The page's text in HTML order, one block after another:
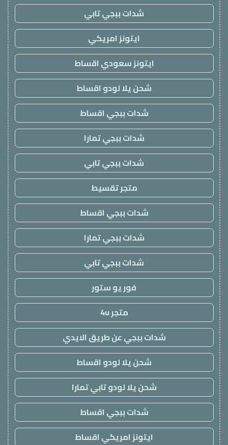
شدات ببجي تابي
ايتونز امريكي
ايتونز سعودي اقساط
شحن يلا لودو اقساط
شدات ببجي اقساط
شدات ببجي تمارا
شدات ببجي تابي
متجر تقسيط
شدات ببجي اقساط
شدات ببجي تمارا
شدات ببجي تابي
فور يو ستور
متجر 4u
شدات ببجي عن طريق الايدي
شحن يلا لودو اقساط
شحن يلا لودو تابي تمارا
شدات ببجي اقساط
ايتونز امريكي اقساط